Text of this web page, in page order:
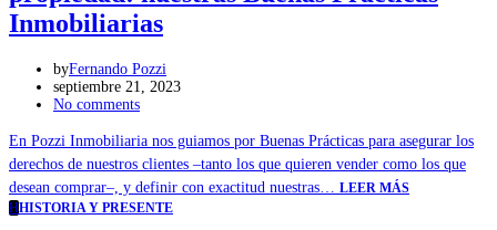
Inmobiliarias
byFernando Pozzi
septiembre 21, 2023
No comments
En Pozzi Inmobiliaria nos guiamos por Buenas Prácticas para asegurar los
derechos de nuestros clientes –tanto los que quieren vender como los que
desean comprar–, y definir con exactitud nuestras… LEER MÁS
HHISTORIA Y PRESENTE